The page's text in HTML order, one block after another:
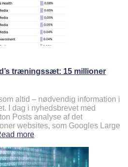
træningssæt: 15 millioner
altid – nødvendig information i
I dag i nyhedsbrevet med
Posts analyse af det
websites, som Googles Large
more